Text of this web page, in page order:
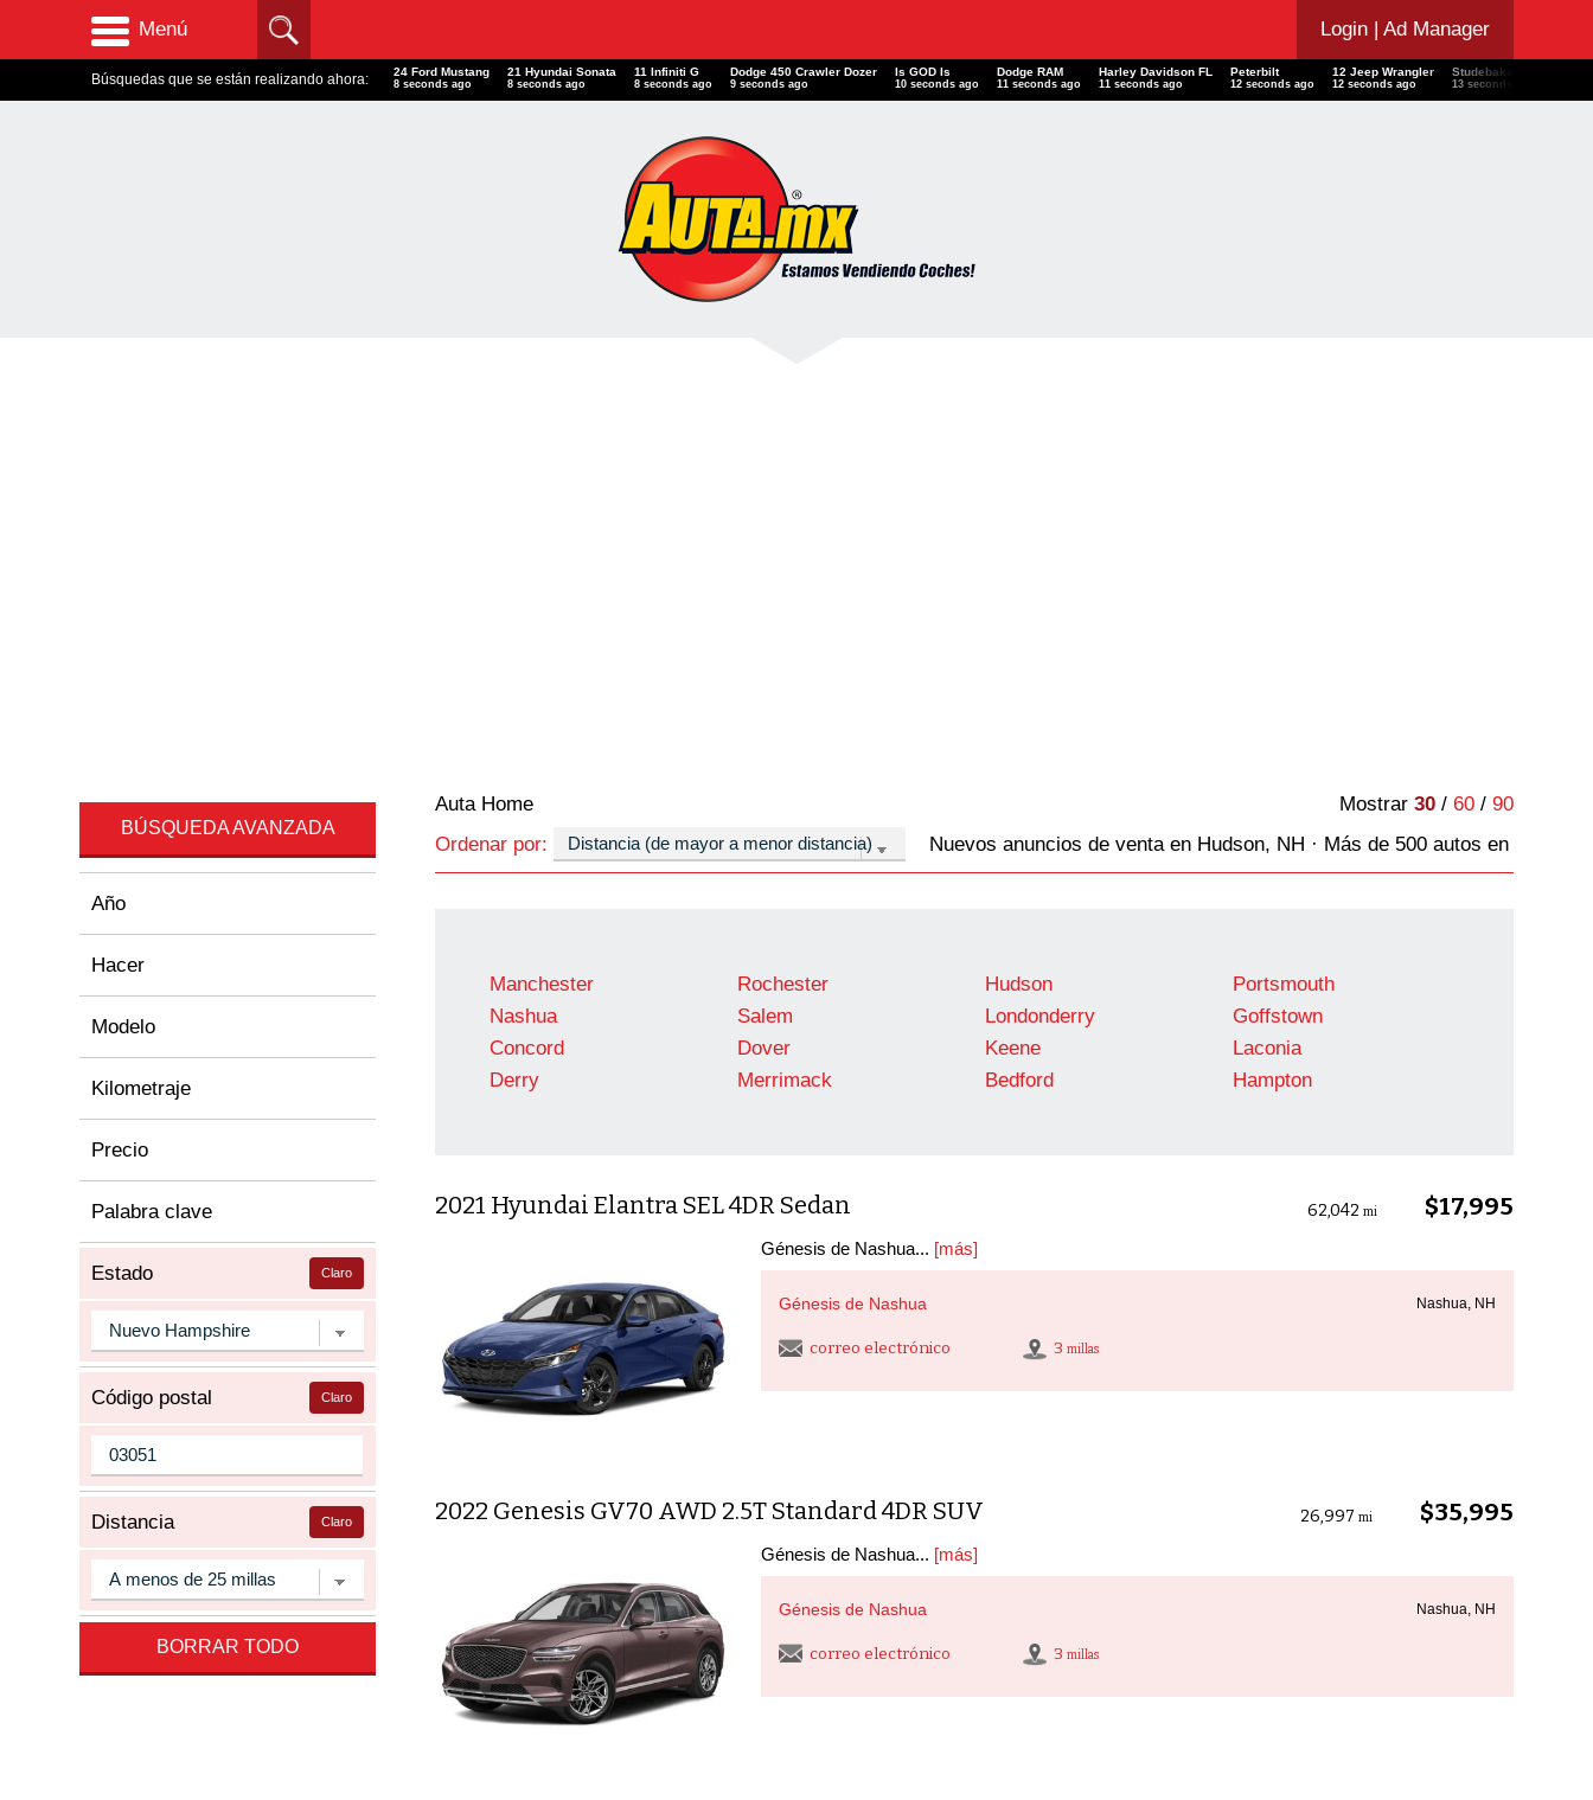
Menú Login| Ad Manager
Búsquedas que se están realizando ahora: 24 Ford Mustang
9 seconds ago
21 Hyundai Sonata
9 seconds ago
11 Infiniti G
9 seconds ago
Dodge 450 Crawler Dozer
10 seconds ago
Is GOD Is
11 seconds ago
Dodge RAM
12 seconds ago
Harley Davidson FL
12 seconds ago
Peterbilt
13 seconds ago
12 Jeep Wrangler
13 seconds ago
Studebaker Super
14 seconds ago
BÚSQUEDA AVANZADA
Año
Hacer
Modelo
Kilometraje
Precio
Palabra clave
Claro
Estado
Claro
Código postal
Claro
Distancia
BORRAR TODO
Auta Home Mostrar 30/ 60/ 90
Ordenar por:
Nuevos anuncios de venta en Hudson, NH · Más de 500 autos en venta
Manchester
Nashua
Concord
Derry
Rochester
Salem
Dover
Merrimack
Hudson
Londonderry
Keene
Bedford
Portsmouth
Goffstown
Laconia
Hampton
2021 Hyundai Elantra SEL 4DR Sedan $17,995
62,042 mi
Génesis de Nashua... [más]
Génesis de Nashua Nashua, NH
correo electrónico 3 millas
2022 Genesis GV70 AWD 2.5T Standard 4DR SUV $35,995
26,997 mi
Génesis de Nashua... [más]
Génesis de Nashua Nashua, NH
correo electrónico 3 millas